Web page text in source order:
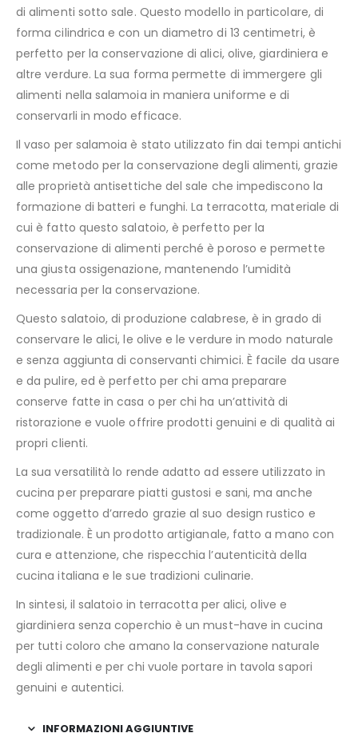
di alimenti sotto sale. Questo modello in particolare, di
forma cilindrica e con un diametro di 13 centimetri, è
perfetto per la conservazione di alici, olive, giardiniera e
altre verdure. La sua forma permette di immergere gli
alimenti nella salamoia in maniera uniforme e di
conservarli in modo efficace.
Il vaso per salamoia è stato utilizzato fin dai tempi antichi
come metodo per la conservazione degli alimenti, grazie
alle proprietà antisettiche del sale che impediscono la
formazione di batteri e funghi. La terracotta, materiale di
cui è fatto questo salatoio, è perfetto per la
conservazione di alimenti perché è poroso e permette
una giusta ossigenazione, mantenendo l’umidità
necessaria per la conservazione.
Questo salatoio, di produzione calabrese, è in grado di
conservare le alici, le olive e le verdure in modo naturale
e senza aggiunta di conservanti chimici. È facile da usare
e da pulire, ed è perfetto per chi ama preparare
conserve fatte in casa o per chi ha un’attività di
ristorazione e vuole offrire prodotti genuini e di qualità ai
propri clienti.
La sua versatilità lo rende adatto ad essere utilizzato in
cucina per preparare piatti gustosi e sani, ma anche
come oggetto d’arredo grazie al suo design rustico e
tradizionale. È un prodotto artigianale, fatto a mano con
cura e attenzione, che rispecchia l’autenticità della
cucina italiana e le sue tradizioni culinarie.
In sintesi, il salatoio in terracotta per alici, olive e
giardiniera senza coperchio è un must-have in cucina
per tutti coloro che amano la conservazione naturale
degli alimenti e per chi vuole portare in tavola sapori
genuini e autentici.
INFORMAZIONI AGGIUNTIVE